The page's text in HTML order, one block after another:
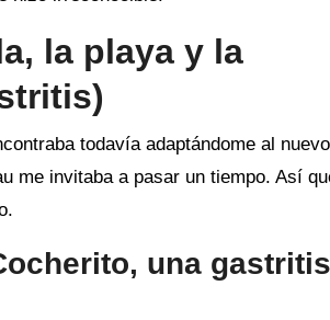
la playa y la
todavía adaptándome al nuevo
me invitaba a pasar un tiempo. Así
una gastritis